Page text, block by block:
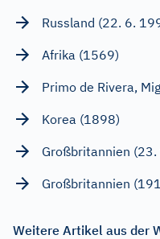
Russland (22. 6.
Afrika (1569)
Primo de Rivera,
Korea (1898)
Großbritannien
Großbritannien
Weitere Artikel aus der